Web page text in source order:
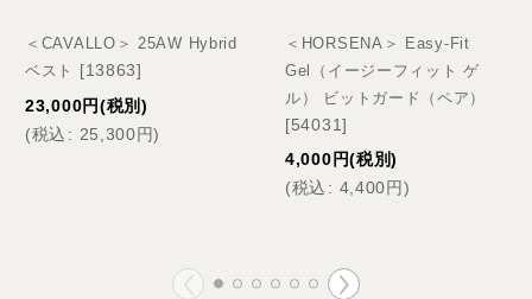
＜CAVALLO＞ 25AW Hybrid
ベスト
[13863]
23,000円(税別)
(税込 : 25,300円)
＜HORSENA＞ Easy-Fit
Gel（イージーフィット ゲ
ル） ビットガード（ペア）
[54031]
4,000 円(税別)
(税込 : 4,400円)